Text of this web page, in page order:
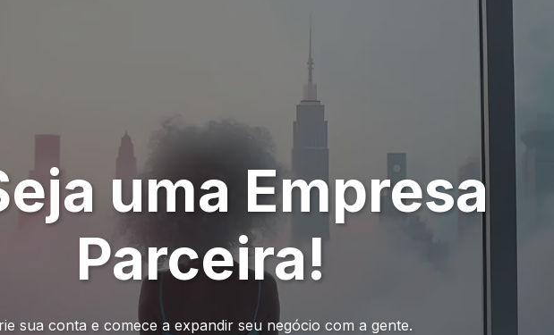
uma Empresa
Parceira!
sua conta e comece a expandir seu negócio com a gente.